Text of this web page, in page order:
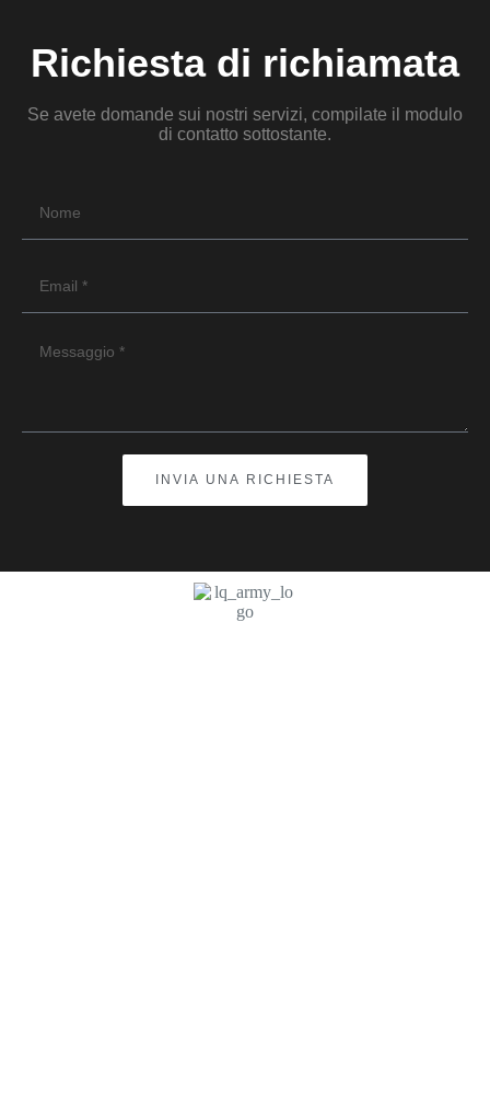
Richiesta di richiamata
Se avete domande sui nostri servizi, compilate il modulo
di contatto sottostante.
INVIA UNA RICHIESTA